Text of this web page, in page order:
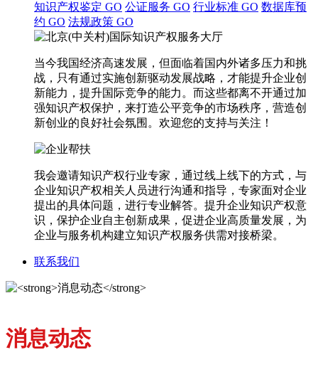
知识产权鉴定 GO 公证服务 GO 行业标准 GO 数据库预
约 GO 法规政策 GO
当今我国经济高速发展，但面临着国内外诸多压力和挑
战，只有通过实施创新驱动发展战略，才能提升企业创
新能力，提升国际竞争的能力。而这些都离不开通过加
强知识产权保护，来打造公平竞争的市场秩序，营造创
新创业的良好社会氛围。欢迎您的支持与关注！
我会邀请知识产权行业专家，通过线上线下的方式，与
企业知识产权相关人员进行沟通和指导，专家面对企业
提出的具体问题，进行专业解答。提升企业知识产权意
识，保护企业自主创新成果，促进企业高质量发展，为
企业与服务机构建立知识产权服务供需对接桥梁。
联系我们
消息动态